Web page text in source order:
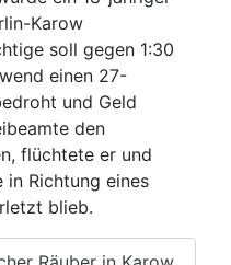
Karow
soll gegen 1:30
einen 27-
und Geld
den
flüchtete er und
in Richtung eines
blieb.